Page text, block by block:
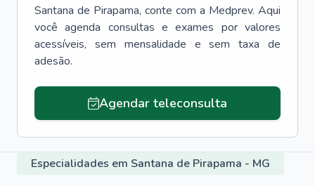
Santana de Pirapama, conte com a Medprev. Aqui
você agenda consultas e exames por valores
acessíveis, sem mensalidade e sem taxa de
adesão.
Agendar teleconsulta
Especialidades em Santana de Pirapama - MG